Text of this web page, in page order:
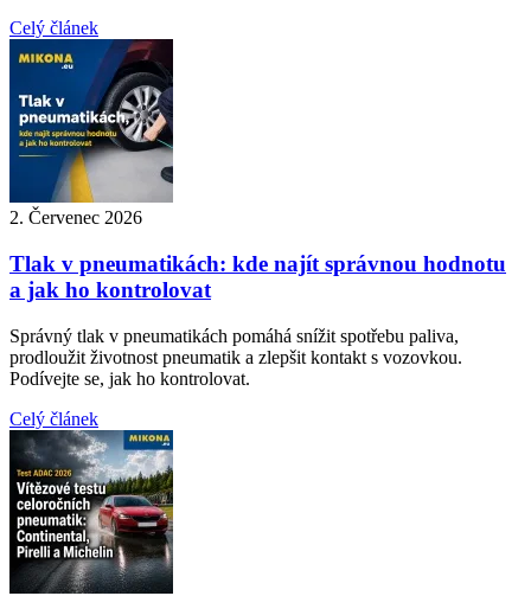
Celý článek
2. Červenec 2026
Tlak v pneumatikách: kde najít správnou hodnotu
a jak ho kontrolovat
Správný tlak v pneumatikách pomáhá snížit spotřebu paliva,
prodloužit životnost pneumatik a zlepšit kontakt s vozovkou.
Podívejte se, jak ho kontrolovat.
Celý článek